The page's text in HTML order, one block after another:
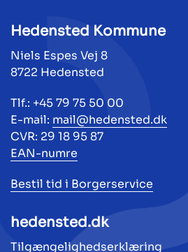
Hedensted Kommune
Niels Espes Vej 8
8722 Hedensted
Tlf.: +45 79 75 50 00
E-mail: mail@hedensted.dk
CVR: 29 18 95 87
EAN-numre
Bestil tid i Borgerservice
hedensted.dk
Tilgængelighedserklæring